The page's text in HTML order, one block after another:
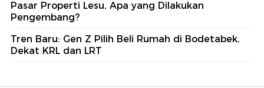
Pasar Properti Lesu, Apa yang Dilakukan
Pengembang?
Tren Baru: Gen Z Pilih Beli Rumah di Bodetabek,
Dekat KRL dan LRT